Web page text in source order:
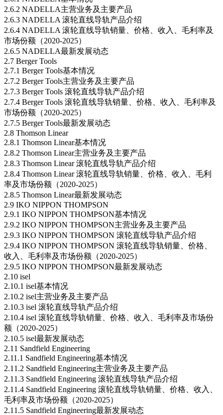
2.6.2 NADELLA主营业务及主要产品
2.6.3 NADELLA 滚轮直线导轨产品介绍
2.6.4 NADELLA 滚轮直线导轨销量、价格、收入、毛利率及
市场份额（2020-2025）
2.6.5 NADELLA最新发展动态
2.7 Berger Tools
2.7.1 Berger Tools基本情况
2.7.2 Berger Tools主营业务及主要产品
2.7.3 Berger Tools 滚轮直线导轨产品介绍
2.7.4 Berger Tools 滚轮直线导轨销量、价格、收入、毛利率及
市场份额（2020-2025）
2.7.5 Berger Tools最新发展动态
2.8 Thomson Linear
2.8.1 Thomson Linear基本情况
2.8.2 Thomson Linear主营业务及主要产品
2.8.3 Thomson Linear 滚轮直线导轨产品介绍
2.8.4 Thomson Linear 滚轮直线导轨销量、价格、收入、毛利
率及市场份额（2020-2025）
2.8.5 Thomson Linear最新发展动态
2.9 IKO NIPPON THOMPSON
2.9.1 IKO NIPPON THOMPSON基本情况
2.9.2 IKO NIPPON THOMPSON主营业务及主要产品
2.9.3 IKO NIPPON THOMPSON 滚轮直线导轨产品介绍
2.9.4 IKO NIPPON THOMPSON 滚轮直线导轨销量、价格、
收入、毛利率及市场份额（2020-2025）
2.9.5 IKO NIPPON THOMPSON最新发展动态
2.10 isel
2.10.1 isel基本情况
2.10.2 isel主营业务及主要产品
2.10.3 isel 滚轮直线导轨产品介绍
2.10.4 isel 滚轮直线导轨销量、价格、收入、毛利率及市场份
额（2020-2025）
2.10.5 isel最新发展动态
2.11 Sandfield Engineering
2.11.1 Sandfield Engineering基本情况
2.11.2 Sandfield Engineering主营业务及主要产品
2.11.3 Sandfield Engineering 滚轮直线导轨产品介绍
2.11.4 Sandfield Engineering 滚轮直线导轨销量、价格、收入、
毛利率及市场份额（2020-2025）
2.11.5 Sandfield Engineering最新发展动态